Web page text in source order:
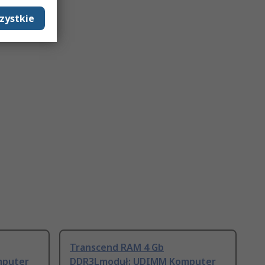
Transcend RAM 4 Gb
DDR3Lmoduł: UDIMM Komputer